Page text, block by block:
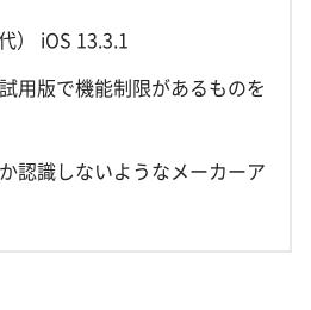
） iOS 13.3.1
用版で機能制限があるものを
認識しないようなメーカーア